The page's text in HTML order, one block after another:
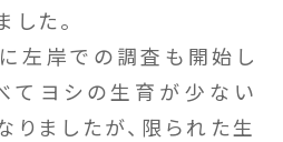
た。
左岸での調査も開始し
てヨシの生育が少ない
ましたが、限られた生